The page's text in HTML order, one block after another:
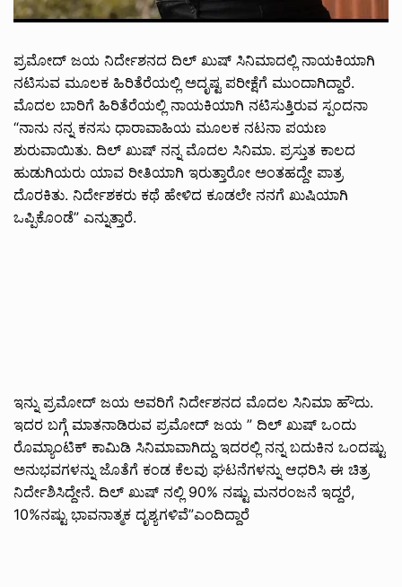
ಪ್ರಮೋದ್ ಜಯ ನಿರ್ದೇಶನದ ದಿಲ್ ಖುಷ್ ಸಿನಿಮಾದಲ್ಲಿ ನಾಯಕಿಯಾಗಿ
ನಟಿಸುವ ಮೂಲಕ ಹಿರಿತೆರೆಯಲ್ಲಿ ಅದೃಷ್ಟ ಪರೀಕ್ಷೆಗೆ ಮುಂದಾಗಿದ್ದಾರೆ.
ಮೊದಲ ಬಾರಿಗೆ ಹಿರಿತೆರೆಯಲ್ಲಿ ನಾಯಕಿಯಾಗಿ ನಟಿಸುತ್ತಿರುವ ಸ್ಪಂದನಾ
“ನಾನು ನನ್ನ ಕನಸು ಧಾರಾವಾಹಿಯ ಮೂಲಕ ನಟನಾ ಪಯಣ
ಶುರುವಾಯಿತು. ದಿಲ್ ಖುಷ್ ನನ್ನ ಮೊದಲ ಸಿನಿಮಾ. ಪ್ರಸ್ತುತ ಕಾಲದ
ಹುಡುಗಿಯರು ಯಾವ ರೀತಿಯಾಗಿ ಇರುತ್ತಾರೋ ಅಂತಹದ್ದೇ ಪಾತ್ರ
ದೊರಕಿತು. ನಿರ್ದೇಶಕರು ಕಥೆ ಹೇಳಿದ ಕೂಡಲೇ ನನಗೆ ಖುಷಿಯಾಗಿ
ಒಪ್ಪಿಕೊಂಡೆ” ಎನ್ನುತ್ತಾರೆ.
ಇನ್ನು ಪ್ರಮೋದ್ ಜಯ ಅವರಿಗೆ ನಿರ್ದೇಶನದ ಮೊದಲ ಸಿನಿಮಾ ಹೌದು.
ಇದರ ಬಗ್ಗೆ ಮಾತನಾಡಿರುವ ಪ್ರಮೋದ್ ಜಯ ” ದಿಲ್ ಖುಷ್ ಒಂದು
ರೊಮ್ಯಾಂಟಿಕ್ ಕಾಮಿಡಿ ಸಿನಿಮಾವಾಗಿದ್ದು ಇದರಲ್ಲಿ ನನ್ನ ಬದುಕಿನ ಒಂದಷ್ಟು
ಅನುಭವಗಳನ್ನು ಜೊತೆಗೆ ಕಂಡ ಕೆಲವು ಘಟನೆಗಳನ್ನು ಆಧರಿಸಿ ಈ ಚಿತ್ರ
ನಿರ್ದೇಶಿಸಿದ್ದೇನೆ. ದಿಲ್ ಖುಷ್ ನಲ್ಲಿ 90% ನಷ್ಟು ಮನರಂಜನೆ ಇದ್ದರೆ,
10%ನಷ್ಟು ಭಾವನಾತ್ಮಕ ದೃಶ್ಯಗಳಿವೆ”ಎಂದಿದ್ದಾರೆ